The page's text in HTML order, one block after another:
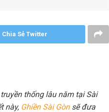
Chia Sẻ Twitter
thống lâu năm tại Sài
này, Ghiền Sài Gònsẽ đưa